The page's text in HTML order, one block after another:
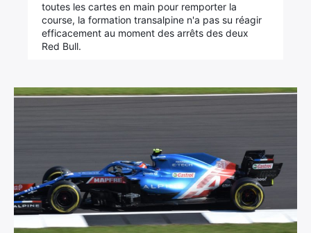
toutes les cartes en main pour remporter la
course, la formation transalpine n'a pas su réagir
efficacement au moment des arrêts des deux
Red Bull.